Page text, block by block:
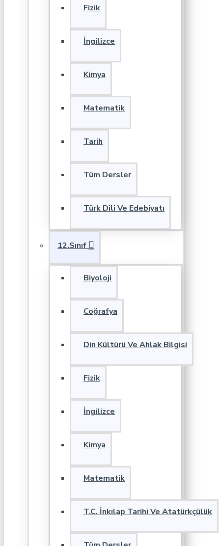
Fizik
İngilizce
Kimya
Matematik
Tarih
Tüm Dersler
Türk Dili Ve Edebiyatı
12.Sınıf
Biyoloji
Coğrafya
Din Kültürü Ve Ahlak Bilgisi
Fizik
İngilizce
Kimya
Matematik
T.C. İnkılap Tarihi Ve Atatürkçülük